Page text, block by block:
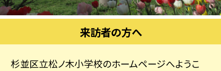
来訪者の方へ
杉並区立松ノ木小学校のホームページへようこ